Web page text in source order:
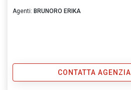
Agenti: BRUNORO ERIKA
CONTATTA AGENZIA